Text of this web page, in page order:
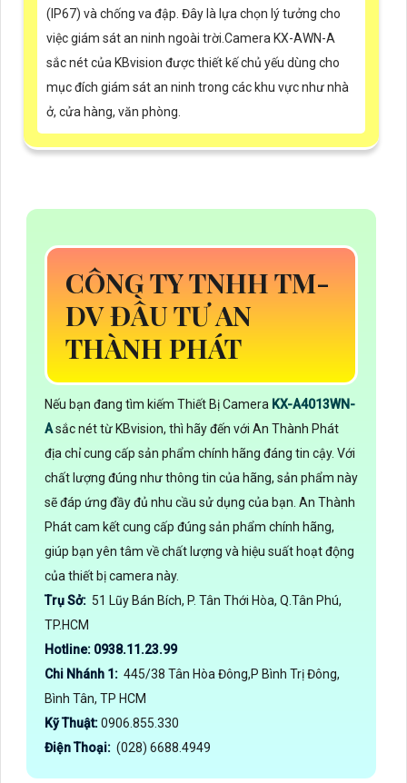
(IP67) và chống va đập. Đây là lựa chọn lý tưởng cho
việc giám sát an ninh ngoài trời.Camera KX-AWN-A
sắc nét của KBvision được thiết kế chủ yếu dùng cho
mục đích giám sát an ninh trong các khu vực như nhà
ở, cửa hàng, văn phòng.
CÔNG TY TNHH TM-
DV ĐẦU TƯ AN
THÀNH PHÁT
Nếu bạn đang tìm kiếm Thiết Bị Camera KX-A4013WN-
Asắc nét từ KBvision, thì hãy đến với An Thành Phát
địa chỉ cung cấp sản phẩm chính hãng đáng tin cậy. Với
chất lượng đúng như thông tin của hãng, sản phẩm này
sẽ đáp ứng đầy đủ nhu cầu sử dụng của bạn. An Thành
Phát cam kết cung cấp đúng sản phẩm chính hãng,
giúp bạn yên tâm về chất lượng và hiệu suất hoạt động
của thiết bị camera này.
Trụ Sở: 51 Lũy Bán Bích, P. Tân Thới Hòa, Q.Tân Phú,
TP.HCM
Hotline: 0938.11.23.99
Chi Nhánh 1: 445/38 Tân Hòa Đông,P Bình Trị Đông,
Bình Tân, TP HCM
Kỹ Thuật:0906.855.330
Điện Thoại: (028) 6688.4949